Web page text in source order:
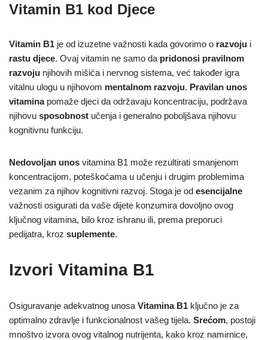
Vitamin B1 kod Djece
Vitamin B1 je od izuzetne važnosti kada govorimo o razvoju i
rastu djece. Ovaj vitamin ne samo da pridonosi pravilnom
razvoju njihovih mišića i nervnog sistema, već također igra
vitalnu ulogu u njihovom mentalnom razvoju. Pravilan unos
vitaminapomaže djeci da održavaju koncentraciju, podržava
njihovu sposobnost učenja i generalno poboljšava njihovu
kognitivnu funkciju.
Nedovoljan unos vitamina B1 može rezultirati smanjenom
koncentracijom, poteškoćama u učenju i drugim problemima
vezanim za njihov kognitivni razvoj. Stoga je od esencijalne
važnosti osigurati da vaše dijete konzumira dovoljno ovog
ključnog vitamina, bilo kroz ishranu ili, prema preporuci
pedijatra, kroz suplemente.
Izvori Vitamina B1
Osiguravanje adekvatnog unosa Vitamina B1 ključno je za
optimalno zdravlje i funkcionalnost vašeg tijela. Srećom, postoji
mnoštvo izvora ovog vitalnog nutrijenta, kako kroz namirnice,